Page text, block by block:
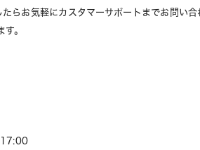
らお気軽にカスタマーサポートまでお問い合
。
17:00